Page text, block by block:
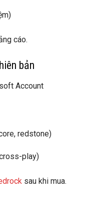
cáo.
bản
Account
redstone)
play)
sau khi mua.